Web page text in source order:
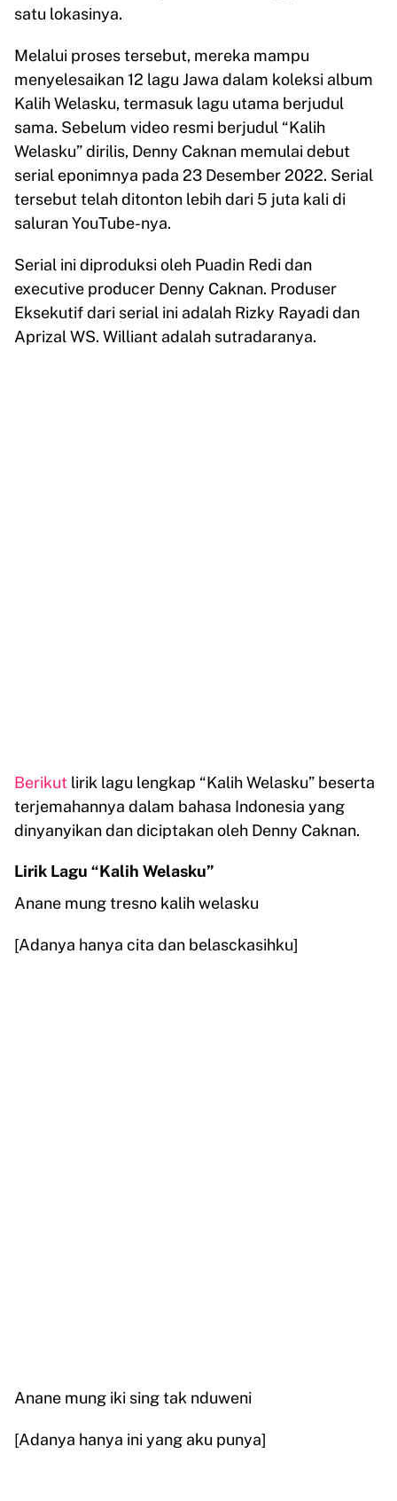
satu lokasinya.
Melalui proses tersebut, mereka mampu
menyelesaikan 12 lagu Jawa dalam koleksi album
Kalih Welasku, termasuk lagu utama berjudul
sama. Sebelum video resmi berjudul “Kalih
Welasku” dirilis, Denny Caknan memulai debut
serial eponimnya pada 23 Desember 2022. Serial
tersebut telah ditonton lebih dari 5 juta kali di
saluran YouTube-nya.
Serial ini diproduksi oleh Puadin Redi dan
executive producer Denny Caknan. Produser
Eksekutif dari serial ini adalah Rizky Rayadi dan
Aprizal WS. Williant adalah sutradaranya.
Berikut lirik lagu lengkap “Kalih Welasku” beserta
terjemahannya dalam bahasa Indonesia yang
dinyanyikan dan diciptakan oleh Denny Caknan.
Lirik Lagu “Kalih Welasku”
Anane mung tresno kalih welasku
[Adanya hanya cita dan belasckasihku]
Anane mung iki sing tak nduweni
[Adanya hanya ini yang aku punya]